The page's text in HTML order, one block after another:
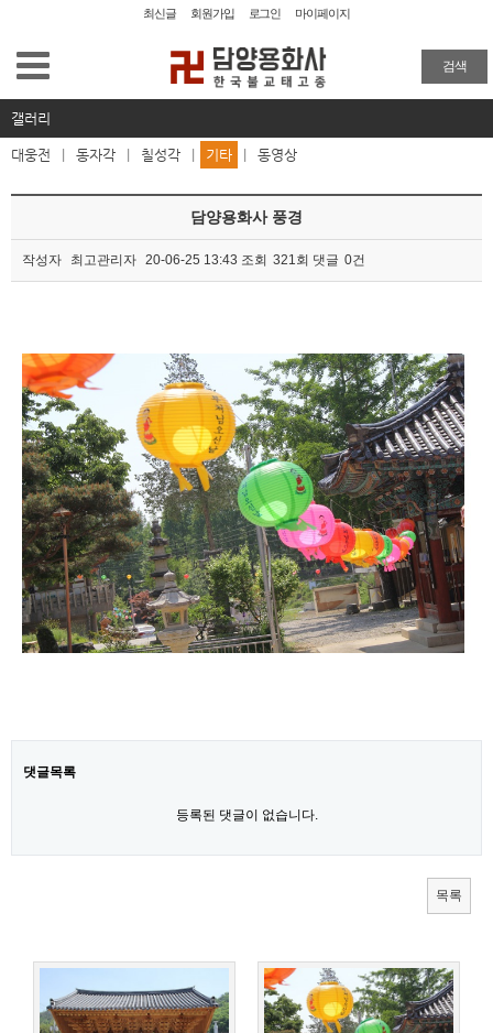
용화사 소개
사찰탐방
해동율맥
갤러리
대웅전
동자각
칠성각
기타
동영상
최신글 회원가입 로그인 마이페이지
검색
갤러리
대웅전 동자각 칠성각 기타 동영상
담양용화사 풍경
작성자 최고관리자 20-06-25 13:43 조회 321회 댓글 0건
댓글목록
등록된 댓글이 없습니다.
목록